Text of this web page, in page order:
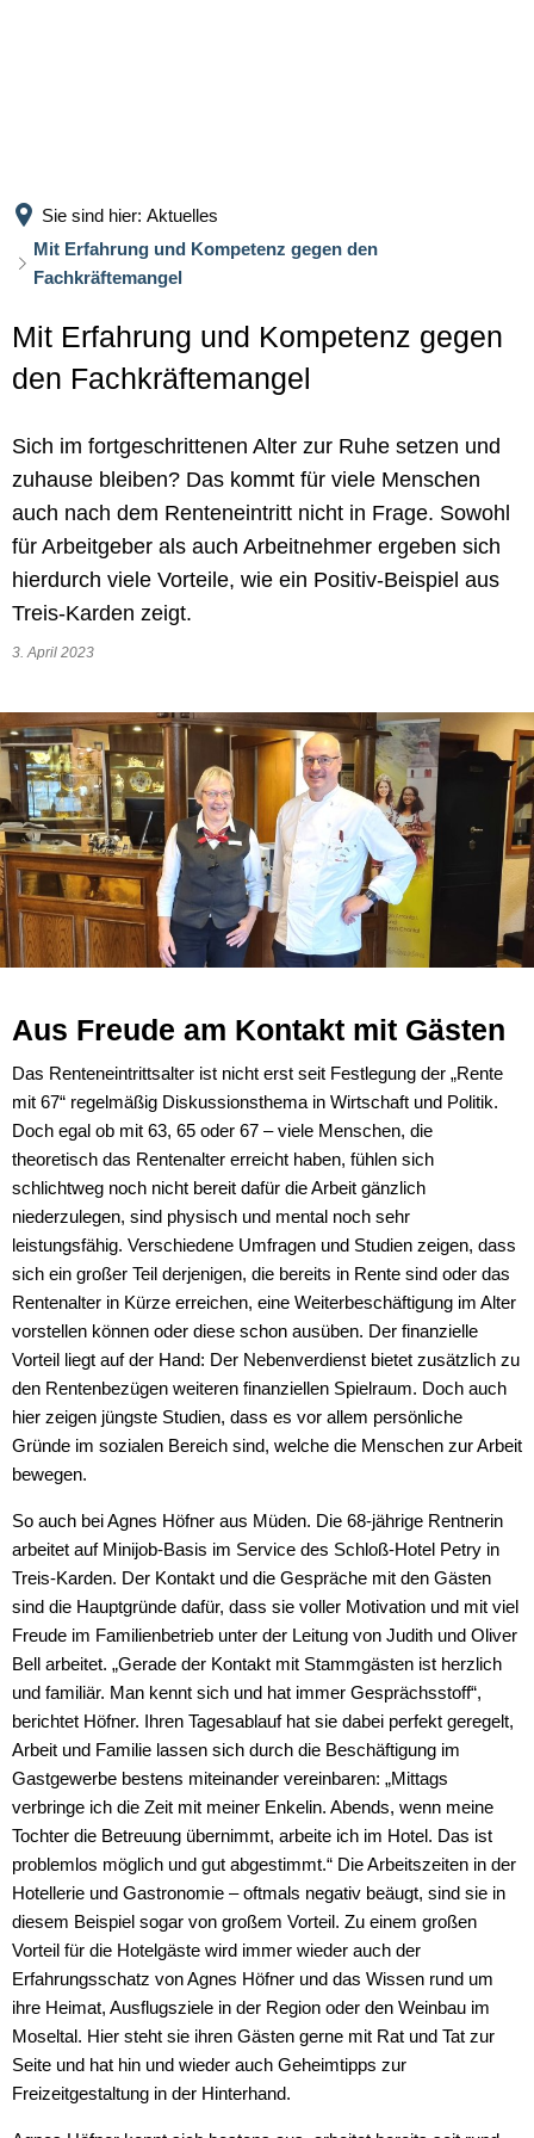
Abfrage
Sie sind hier: Aktuelles
Mit Erfahrung und Kompetenz gegen den
Fachkräftemangel
Mit Erfahrung und Kompetenz gegen
den Fachkräftemangel
Sich im fortgeschrittenen Alter zur Ruhe setzen und
zuhause bleiben? Das kommt für viele Menschen
auch nach dem Renteneintritt nicht in Frage. Sowohl
für Arbeitgeber als auch Arbeitnehmer ergeben sich
hierdurch viele Vorteile, wie ein Positiv-Beispiel aus
Treis-Karden zeigt.
3. April 2023
Aus Freude am Kontakt mit Gästen
Das Renteneintrittsalter ist nicht erst seit Festlegung der „Rente
mit 67“ regelmäßig Diskussionsthema in Wirtschaft und Politik.
Doch egal ob mit 63, 65 oder 67 – viele Menschen, die
theoretisch das Rentenalter erreicht haben, fühlen sich
schlichtweg noch nicht bereit dafür die Arbeit gänzlich
niederzulegen, sind physisch und mental noch sehr
leistungsfähig. Verschiedene Umfragen und Studien zeigen, dass
sich ein großer Teil derjenigen, die bereits in Rente sind oder das
Rentenalter in Kürze erreichen, eine Weiterbeschäftigung im Alter
vorstellen können oder diese schon ausüben. Der finanzielle
Vorteil liegt auf der Hand: Der Nebenverdienst bietet zusätzlich zu
den Rentenbezügen weiteren finanziellen Spielraum. Doch auch
hier zeigen jüngste Studien, dass es vor allem persönliche
Gründe im sozialen Bereich sind, welche die Menschen zur Arbeit
bewegen.
So auch bei Agnes Höfner aus Müden. Die 68-jährige Rentnerin
arbeitet auf Minijob-Basis im Service des Schloß-Hotel Petry in
Treis-Karden. Der Kontakt und die Gespräche mit den Gästen
sind die Hauptgründe dafür, dass sie voller Motivation und mit viel
Freude im Familienbetrieb unter der Leitung von Judith und Oliver
Bell arbeitet. „Gerade der Kontakt mit Stammgästen ist herzlich
und familiär. Man kennt sich und hat immer Gesprächsstoff“,
berichtet Höfner. Ihren Tagesablauf hat sie dabei perfekt geregelt,
Arbeit und Familie lassen sich durch die Beschäftigung im
Gastgewerbe bestens miteinander vereinbaren: „Mittags
verbringe ich die Zeit mit meiner Enkelin. Abends, wenn meine
Tochter die Betreuung übernimmt, arbeite ich im Hotel. Das ist
problemlos möglich und gut abgestimmt.“ Die Arbeitszeiten in der
Hotellerie und Gastronomie – oftmals negativ beäugt, sind sie in
diesem Beispiel sogar von großem Vorteil. Zu einem großen
Vorteil für die Hotelgäste wird immer wieder auch der
Erfahrungsschatz von Agnes Höfner und das Wissen rund um
ihre Heimat, Ausflugsziele in der Region oder den Weinbau im
Moseltal. Hier steht sie ihren Gästen gerne mit Rat und Tat zur
Seite und hat hin und wieder auch Geheimtipps zur
Freizeitgestaltung in der Hinterhand.